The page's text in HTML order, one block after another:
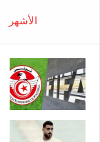
الأشهر